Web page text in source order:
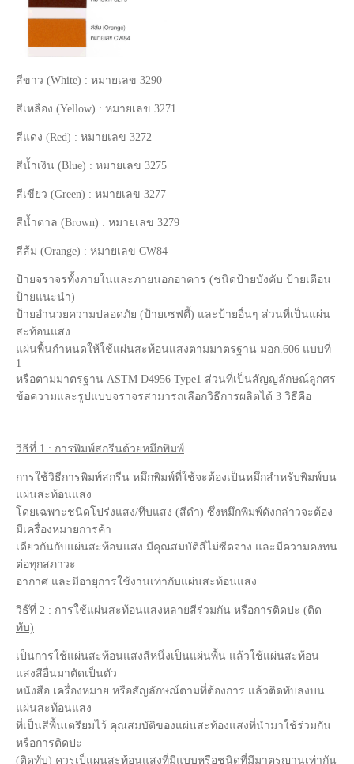
สีขาว (White) : หมายเลข 3290
สีเหลือง (Yellow) : หมายเลข 3271
สีแดง (Red) : หมายเลข 3272
สีน้ำเงิน (Blue) : หมายเลข 3275
สีเขียว (Green) : หมายเลข 3277
สีน้ำตาล (Brown) : หมายเลข 3279
สีส้ม (Orange) : หมายเลข CW84
ป้ายจราจรทั้งภายในและภายนอกอาคาร (ชนิดป้ายบังคับ ป้ายเตือน
ป้ายแนะนำ)
ป้ายอำนวยความปลอดภัย (ป้ายเซฟตี้) และป้ายอื่นๆ ส่วนที่เป็นแผ่น
สะท้อนแสง
แผ่นพื้นกำหนดให้ใช้แผ่นสะท้อนแสงตามมาตรฐาน มอก.606 แบบที่
1
หรือตามมาตรฐาน ASTM D4956 Type1 ส่วนที่เป็นสัญญลักษณ์ลูกศร
ข้อความและรูปแบบจราจรสามารถเลือกวิธีการผลิตได้ 3 วิธีคือ
วิธีที่ 1 : การพิมพ์สกรีนด้วยหมึกพิมพ์
การใช้วิธีการพิมพ์สกรีน หมึกพิมพ์ที่ใช้จะต้องเป็นหมึกสำหรับพิมพ์บน
แผ่นสะท้อนแสง
โดยเฉพาะชนิดโปร่งแสง/ทึบแสง (สีดำ) ซึ่งหมึกพิมพ์ดังกล่าวจะต้อง
มีเครื่องหมายการค้า
เดียวกันกับแผ่นสะท้อนแสง มีคุณสมบัติสีไม่ซีดจาง และมีความคงทน
ต่อทุกสภาวะ
อากาศ และมีอายุการใช้งานเท่ากับแผ่นสะท้อนแสง
วิธ๊ที่ 2 : การใช้แผ่นสะท้อนแสงหลายสีร่วมกัน หรือการติดปะ (ติด
ทับ)
เป็นการใช้แผ่นสะท้อนแสงสีหนึ่งเป็นแผ่นพื้น แล้วใช้แผ่นสะท้อน
แสงสีอื่นมาตัดเป็นตัว
หนังสือ เครื่องหมาย หรือสัญลักษณ์ตามที่ต้องการ แล้วติดทับลงบน
แผ่นสะท้อนแสง
ที่เป็นสีพื้นเตรียมไว้ คุณสมบัติของแผ่นสะท้องแสงที่นำมาใช้ร่วมกัน
หรือการติดปะ
(ติดทับ) ควรเป็แผนสะท้อนแสงที่มีแบบหรือชนิดที่มีมาตรญานเท่ากัน